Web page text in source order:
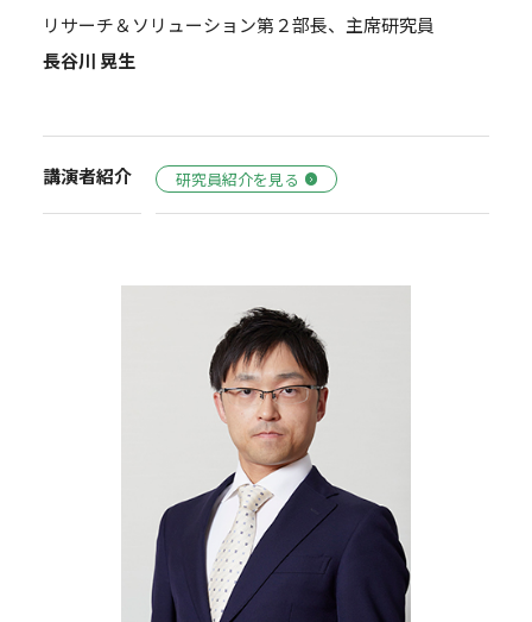
リサーチ＆ソリューション第２部長、主席研究員
長谷川 晃生
講演者紹介 研究員紹介を見る